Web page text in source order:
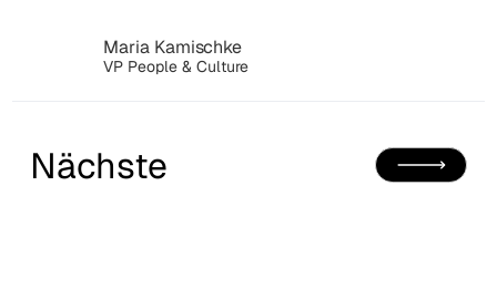
Maria Kamischke
VP People & Culture
Nächste